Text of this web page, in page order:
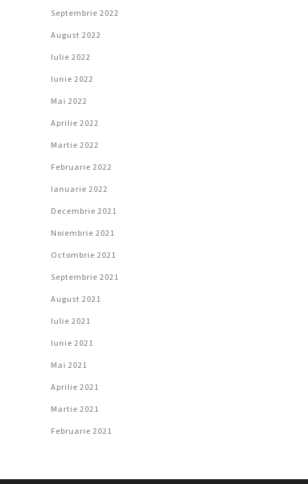
Septembrie 2022
August 2022
Iulie 2022
Iunie 2022
Mai 2022
Aprilie 2022
Martie 2022
Februarie 2022
Ianuarie 2022
Decembrie 2021
Noiembrie 2021
Octombrie 2021
Septembrie 2021
August 2021
Iulie 2021
Iunie 2021
Mai 2021
Aprilie 2021
Martie 2021
Februarie 2021